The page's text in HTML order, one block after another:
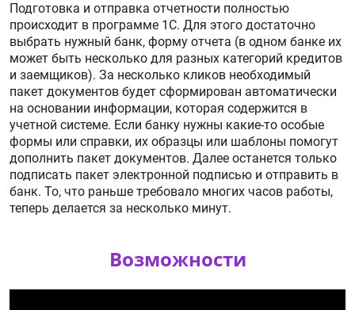
Подготовка и отправка отчетности полностью
происходит в программе 1С. Для этого достаточно
выбрать нужный банк, форму отчета (в одном банке их
может быть несколько для разных категорий кредитов
и заемщиков). За несколько кликов необходимый
пакет документов будет сформирован автоматически
на основании информации, которая содержится в
учетной системе. Если банку нужны какие-то особые
формы или справки, их образцы или шаблоны помогут
дополнить пакет документов. Далее останется только
подписать пакет электронной подписью и отправить в
банк. То, что раньше требовало многих часов работы,
теперь делается за несколько минут.
Возможности